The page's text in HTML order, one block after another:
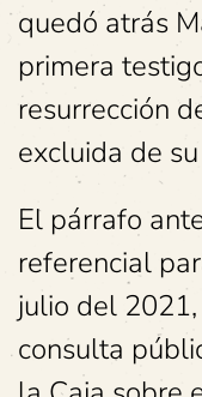
quedó atrás
primera
resurrección
excluida de
El párrafo
referencial
julio del
consulta